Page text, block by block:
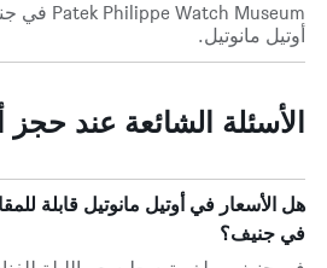
أوتيل مانوتيل.
الأسئلة الشائعة عند حجز
في جنيف؟